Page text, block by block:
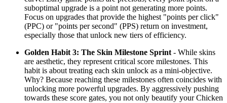
suboptimal upgrade is a point not generating more points.
Focus on upgrades that provide the highest "points per click"
(PPC) or "points per second" (PPS) return on investment,
especially those that unlock new tiers of efficiency.
Golden Habit 3: The Skin Milestone Sprint - While skins
are aesthetic, they represent critical score milestones. This
habit is about treating each skin unlock as a mini-objective.
Why? Because reaching these milestones often coincides with
unlocking more powerful upgrades. By aggressively pushing
towards these score gates, you not only beautify your Chicken